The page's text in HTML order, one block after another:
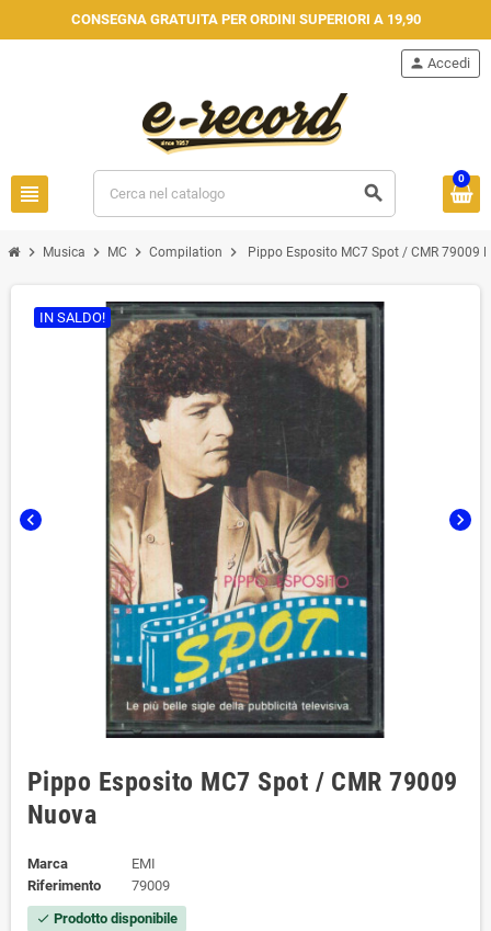
CONSEGNA GRATUITA PER ORDINI SUPERIORI A 19,90
view_headline search
person Accedi
0
chevron_right Musica chevron_right MC chevron_right Compilation chevron_right Pippo Esposito MC7 Spot / CMR 79009
chevron_left chevron_right
IN SALDO!
Pippo Esposito MC7 Spot / CMR 79009
Nuova
Marca
EMI
Riferimento
79009
check Prodotto disponibile